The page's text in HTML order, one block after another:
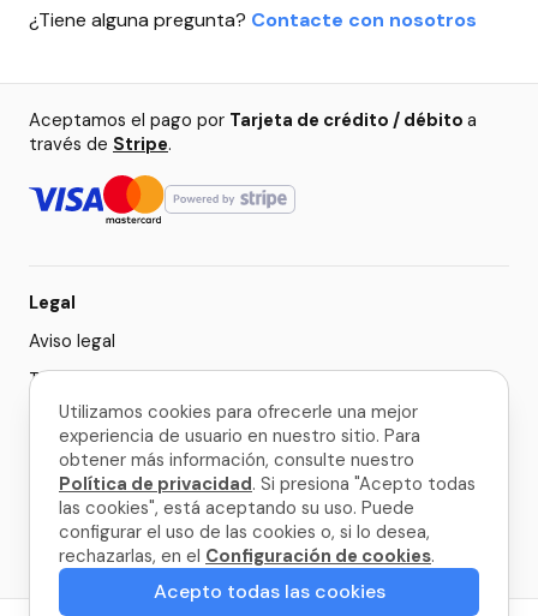
¿Tiene alguna pregunta? Contacte con nosotros
Aceptamos el pago por Tarjeta de crédito / débito a
través de Stripe.
Legal
Aviso legal
Términos y condiciones
Política de privacidad
Configuración de cookies
© 2026 La Palma Travel
Hecho con
en La Palma
Utilizamos cookies para ofrecerle una mejor
experiencia de usuario en nuestro sitio. Para
obtener más información, consulte nuestro
Política de privacidad. Si presiona "Acepto todas
las cookies", está aceptando su uso. Puede
configurar el uso de las cookies o, si lo desea,
rechazarlas, en el Configuración de cookies.
Acepto todas las cookies